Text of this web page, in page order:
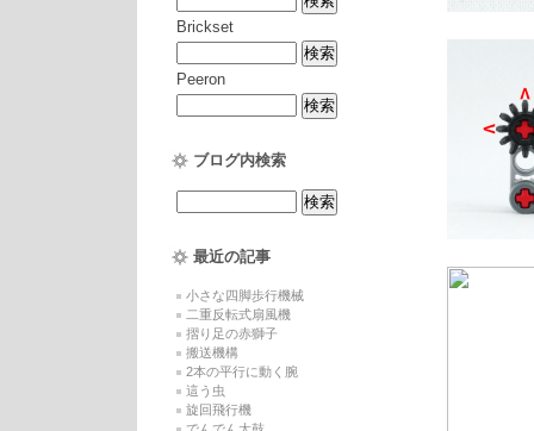
Brickset
Peeron
ブログ内検索
最近の記事
小さな四脚歩行機械
二重反転式扇風機
摺り足の赤獅子
搬送機構
2本の平行に動く腕
這う虫
旋回飛行機